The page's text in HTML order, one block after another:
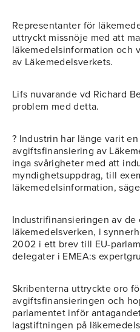
Representanter för
uttryckt missnöje med att
läkemedelsinformation och
av Läkemedelsverkets.
Lifs nuvarande vd Richard
problem med detta.
? Industrin har länge varit
avgiftsfinansiering av
inga svårigheter med att
myndighetsuppdrag, till
läkemedelsinformation,
Industrifinansieringen av de
läkemedelsverken, i
2002 i ett brev till EU-
delegater i EMEA:s
Skribenterna uttryckte oro
avgiftsfinansieringen och
parlamentet inför
lagstiftningen på